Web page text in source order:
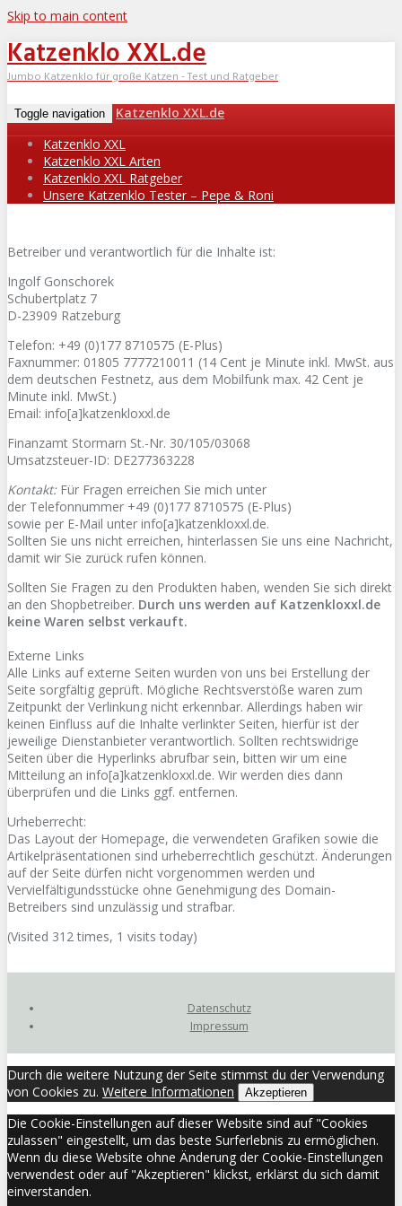
Skip to main content
Katzenklo XXL.de
Jumbo Katzenklo für große Katzen - Test und Ratgeber
Toggle navigation
Katzenklo XXL.de
Katzenklo XXL
Katzenklo XXL Arten
Katzenklo XXL Ratgeber
Unsere Katzenklo Tester – Pepe & Roni
Betreiber und verantwortlich für die Inhalte ist:
Ingolf Gonschorek
Schubertplatz 7
D-23909 Ratzeburg
Telefon: +49 (0)177 8710575 (E-Plus)
Faxnummer: 01805 7777210011 (14 Cent je Minute inkl. MwSt. aus
dem deutschen Festnetz, aus dem Mobilfunk max. 42 Cent je
Minute inkl. MwSt.)
Email: info[a]katzenkloxxl.de
Finanzamt Stormarn St.-Nr. 30/105/03068
Umsatzsteuer-ID: DE277363228
Kontakt:Für Fragen erreichen Sie mich unter
der Telefonnummer +49 (0)177 8710575 (E-Plus)
sowie per E-Mail unter info[a]katzenkloxxl.de.
Sollten Sie uns nicht erreichen, hinterlassen Sie uns eine Nachricht,
damit wir Sie zurück rufen können.
Sollten Sie Fragen zu den Produkten haben, wenden Sie sich direkt
an den Shopbetreiber. Durch uns werden auf Katzenkloxxl.de
keine Waren selbst verkauft.
Externe Links
Alle Links auf externe Seiten wurden von uns bei Erstellung der
Seite sorgfältig geprüft. Mögliche Rechtsverstöße waren zum
Zeitpunkt der Verlinkung nicht erkennbar. Allerdings haben wir
keinen Einfluss auf die Inhalte verlinkter Seiten, hierfür ist der
jeweilige Dienstanbieter verantwortlich. Sollten rechtswidrige
Seiten über die Hyperlinks abrufbar sein, bitten wir um eine
Mitteilung an info[a]katzenkloxxl.de. Wir werden dies dann
überprüfen und die Links ggf. entfernen.
Urheberrecht:
Das Layout der Homepage, die verwendeten Grafiken sowie die
Artikelpräsentationen sind urheberrechtlich geschützt. Änderungen
auf der Seite dürfen nicht vorgenommen werden und
Vervielfältigundsstücke ohne Genehmigung des Domain-
Betreibers sind unzulässig und strafbar.
(Visited 312 times, 1 visits today)
Datenschutz
Impressum
Durch die weitere Nutzung der Seite stimmst du der Verwendung
von Cookies zu. Weitere Informationen Akzeptieren
Die Cookie-Einstellungen auf dieser Website sind auf "Cookies
zulassen" eingestellt, um das beste Surferlebnis zu ermöglichen.
Wenn du diese Website ohne Änderung der Cookie-Einstellungen
verwendest oder auf "Akzeptieren" klickst, erklärst du sich damit
einverstanden.